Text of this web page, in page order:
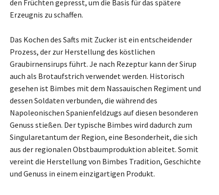
den Früchten gepresst, um die Basis für das spätere
Erzeugnis zu schaffen.
Das Kochen des Safts mit Zucker ist ein entscheidender
Prozess, der zur Herstellung des köstlichen
Graubirnensirups führt. Je nach Rezeptur kann der Sirup
auch als Brotaufstrich verwendet werden. Historisch
gesehen ist Bimbes mit dem Nassauischen Regiment und
dessen Soldaten verbunden, die während des
Napoleonischen Spanienfeldzugs auf diesen besonderen
Genuss stießen. Der typische Bimbes wird dadurch zum
Singularetantum der Region, eine Besonderheit, die sich
aus der regionalen Obstbaumproduktion ableitet. Somit
vereint die Herstellung von Bimbes Tradition, Geschichte
und Genuss in einem einzigartigen Produkt.